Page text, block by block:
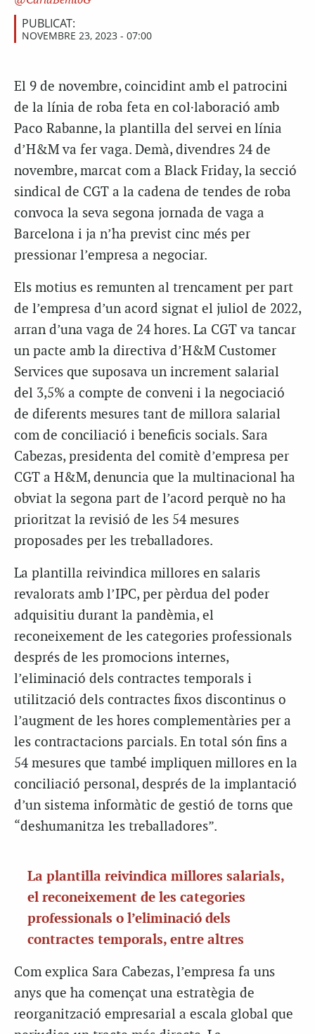
PUBLICAT:
NOVEMBRE 23, 2023 - 07:00
El 9 de novembre, coincidint amb el patrocini
de la línia de roba feta en col·laboració amb
Paco Rabanne, la plantilla del servei en línia
d’H&M va fer vaga. Demà, divendres 24 de
novembre, marcat com a Black Friday, la secció
sindical de CGT a la cadena de tendes de roba
convoca la seva segona jornada de vaga a
Barcelona i ja n’ha previst cinc més per
pressionar l’empresa a negociar.
Els motius es remunten al trencament per part
de l’empresa d’un acord signat el juliol de 2022,
arran d’una vaga de 24 hores. La CGT va tancar
un pacte amb la directiva d’H&M Customer
Services que suposava un increment salarial
del 3,5% a compte de conveni i la negociació
de diferents mesures tant de millora salarial
com de conciliació i beneficis socials. Sara
Cabezas, presidenta del comitè d’empresa per
CGT a H&M, denuncia que la multinacional ha
obviat la segona part de l’acord perquè no ha
prioritzat la revisió de les 54 mesures
proposades per les treballadores.
La plantilla reivindica millores en salaris
revalorats amb l’IPC, per pèrdua del poder
adquisitiu durant la pandèmia, el
reconeixement de les categories professionals
després de les promocions internes,
l’eliminació dels contractes temporals i
utilització dels contractes fixos discontinus o
l’augment de les hores complementàries per a
les contractacions parcials. En total són fins a
54 mesures que també impliquen millores en la
conciliació personal, després de la implantació
d’un sistema informàtic de gestió de torns que
“deshumanitza les treballadores”.
La plantilla reivindica millores salarials,
el reconeixement de les categories
professionals o l’eliminació dels
contractes temporals, entre altres
Com explica Sara Cabezas, l’empresa fa uns
anys que ha començat una estratègia de
reorganització empresarial a escala global que